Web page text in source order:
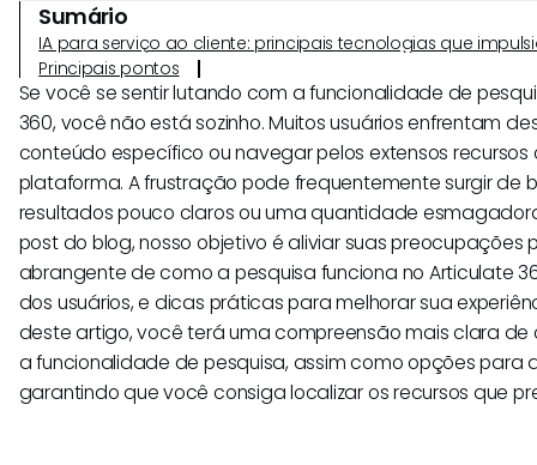
Sumário
IA para serviço ao cliente: principais tecnologias que
Principais pontos
Se você se sentir lutando com a funcionalidade de
360, você não está sozinho. Muitos usuários enfrentam
conteúdo específico ou navegar pelos extensos
plataforma. A frustração pode frequentemente surgir de
resultados pouco claros ou uma quantidade
post do blog, nosso objetivo é aliviar suas preocupações
abrangente de como a pesquisa funciona no Articulate
dos usuários, e dicas práticas para melhorar sua
deste artigo, você terá uma compreensão mais clara de
a funcionalidade de pesquisa, assim como opções para
garantindo que você consiga localizar os recursos que